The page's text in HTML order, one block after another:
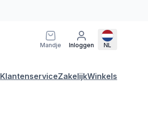
Mandje Inloggen NL
KlantenserviceZakelijkWinkels